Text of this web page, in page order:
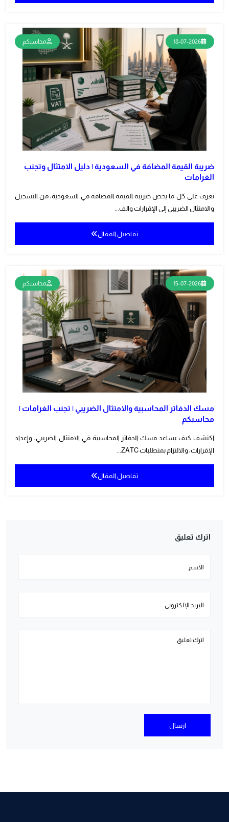
18-07-2026 محاسبكم
ضريبة القيمة المضافة في السعودية | دليل الامتثال وتجنب
الغرامات
تعرف على كل ما يخص ضريبة القيمة المضافة في السعودية، من التسجيل
والامتثال الضريبي إلى الإقرارات والف...
تفاصيل المقال
15-07-2026 محاسبكم
مسك الدفاتر المحاسبية والامتثال الضريبي | تجنب الغرامات |
محاسبكم
اكتشف كيف يساعد مسك الدفاتر المحاسبية في الامتثال الضريبي، وإعداد
الإقرارات، والالتزام بمتطلبات ZATC...
تفاصيل المقال
اترك تعليق
ارسال